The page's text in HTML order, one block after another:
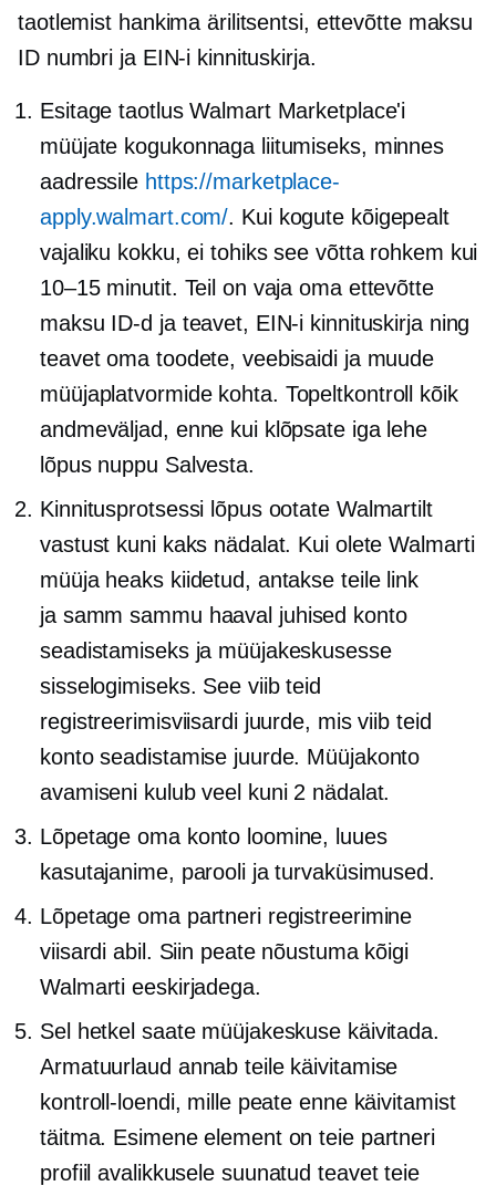
taotlemist hankima ärilitsentsi, ettevõtte maksu
ID numbri ja EIN-i kinnituskirja.
Esitage taotlus Walmart Marketplace'i
müüjate kogukonnaga liitumiseks, minnes
aadressile https://marketplace-
apply.walmart.com/. Kui kogute kõigepealt
vajaliku kokku, ei tohiks see võtta rohkem kui
10–15 minutit. Teil on vaja oma ettevõtte
maksu ID-d ja teavet, EIN-i kinnituskirja ning
teavet oma toodete, veebisaidi ja muude
müüjaplatvormide kohta. Topeltkontroll
kõik
andmeväljad, enne kui klõpsate iga lehe
lõpus nuppu Salvesta.
Kinnitusprotsessi lõpus ootate Walmartilt
vastust kuni kaks nädalat. Kui olete Walmarti
müüja heaks kiidetud, antakse teile link
ja samm sammu haaval juhised konto
seadistamiseks ja müüjakeskusesse
sisselogimiseks. See viib teid
registreerimisviisardi juurde, mis viib teid
konto seadistamise juurde. Müüjakonto
avamiseni kulub veel kuni 2 nädalat.
Lõpetage oma konto loomine, luues
kasutajanime, parooli ja turvaküsimused.
Lõpetage oma partneri registreerimine
viisardi abil. Siin peate nõustuma kõigi
Walmarti eeskirjadega.
Sel hetkel saate müüjakeskuse käivitada.
Armatuurlaud annab teile käivitamise
kontroll-loendi, mille peate enne käivitamist
täitma. Esimene element on teie partneri
profiilavalikkusele suunatud teavet teie